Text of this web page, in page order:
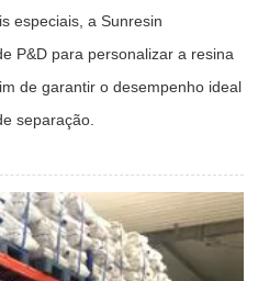
especiais, a Sunresin
P&D para personalizar a resina
de garantir o desempenho ideal
separação.